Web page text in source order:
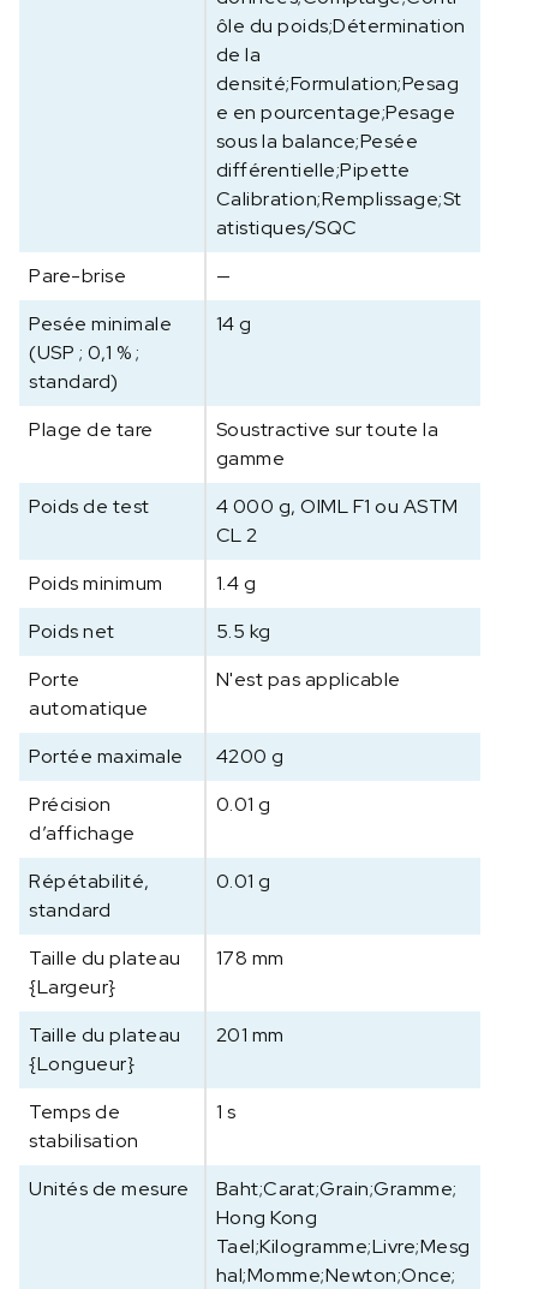
ôle du poids;Détermination
de la
densité;Formulation;Pesag
e en pourcentage;Pesage
sous la balance;Pesée
différentielle;Pipette
Calibration;Remplissage;St
atistiques/SQC
Pare-brise
—
Pesée minimale
(USP ; 0,1 % ;
standard)
14 g
Plage de tare
Soustractive sur toute la
gamme
Poids de test
4 000 g, OIML F1 ou ASTM
CL 2
Poids minimum
1.4 g
Poids net
5.5 kg
Porte
automatique
N'est pas applicable
Portée maximale
4200 g
Précision
d’affichage
0.01 g
Répétabilité,
standard
0.01 g
Taille du plateau
{Largeur}
178 mm
Taille du plateau
{Longueur}
201 mm
Temps de
stabilisation
1 s
Unités de mesure
Baht;Carat;Grain;Gramme;
Hong Kong
Tael;Kilogramme;Livre;Mesg
hal;Momme;Newton;Once;